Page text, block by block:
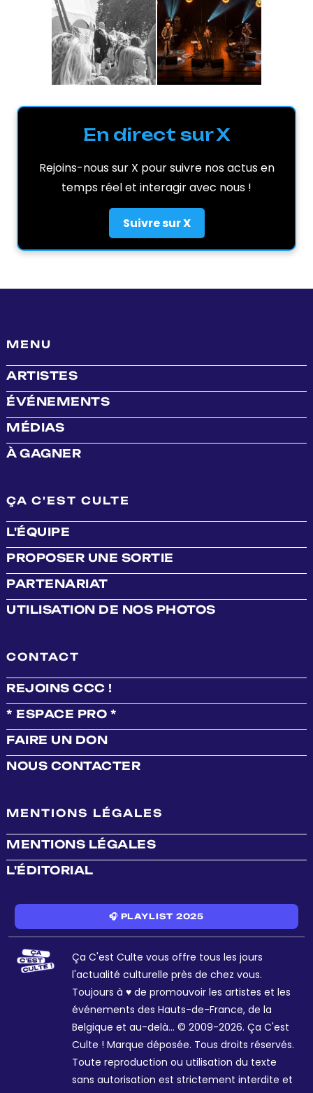
En direct sur X
Rejoins-nous sur X pour suivre nos actus en
temps réel et interagir avec nous !
Suivre sur X
MENU
ARTISTES
ÉVÉNEMENTS
MÉDIAS
À GAGNER
ÇA C'EST CULTE
L'ÉQUIPE
PROPOSER UNE SORTIE
PARTENARIAT
UTILISATION DE NOS PHOTOS
CONTACT
REJOINS CCC !
* ESPACE PRO *
FAIRE UN DON
NOUS CONTACTER
MENTIONS LÉGALES
MENTIONS LÉGALES
L'ÉDITORIAL
🎧 PLAYLIST 2025
Ça C'est Culte vous offre tous les jours
l'actualité culturelle près de chez vous.
Toujours à ♥ de promouvoir les artistes et les
événements des Hauts-de-France, de la
Belgique et au-delà... © 2009-2026. Ça C'est
Culte ! Marque déposée. Tous droits réservés.
Toute reproduction ou utilisation du texte
sans autorisation est strictement interdite et